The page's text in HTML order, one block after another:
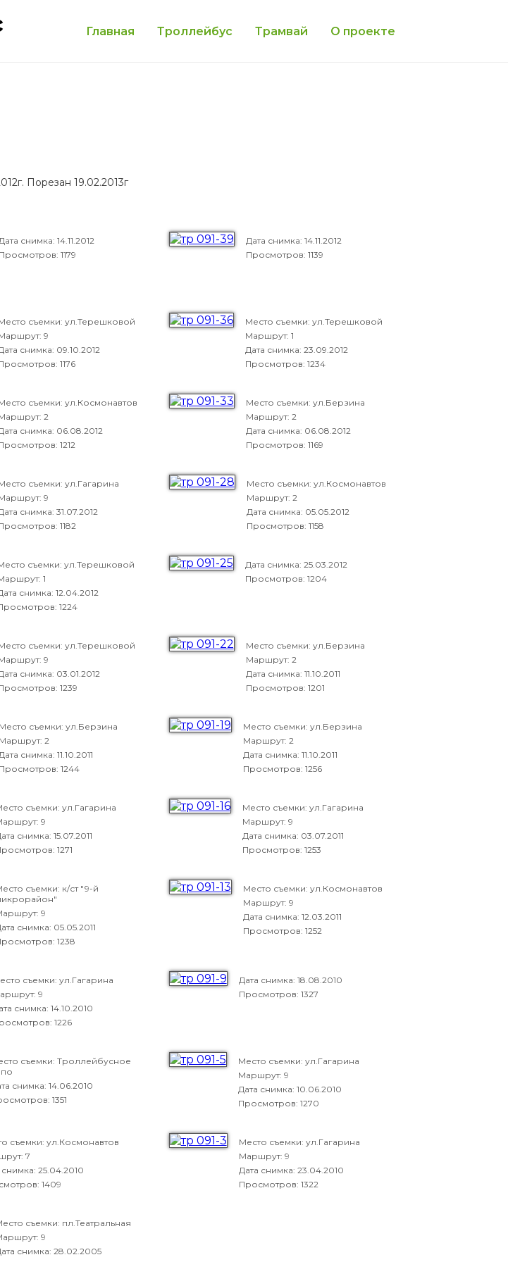
Главная Троллейбус Трамвай О проекте
Порезан 19.02.2013г
снимка:14.11.2012
Просмотров: 1179
Дата снимка: 14.11.2012
Просмотров: 1139
съемки: ул.Терешковой
9
снимка: 09.10.2012
1176
Место съемки: ул.Терешковой
Маршрут: 1
Дата снимка: 23.09.2012
Просмотров: 1234
съемки: ул.Космонавтов
2
снимка: 06.08.2012
1212
Место съемки: ул.Берзина
Маршрут: 2
Дата снимка: 06.08.2012
Просмотров: 1169
съемки: ул.Гагарина
9
снимка:31.07.2012
1182
Место съемки: ул.Космонавтов
Маршрут: 2
Дата снимка: 05.05.2012
Просмотров: 1158
съемки: ул.Терешковой
1
снимка:12.04.2012
1224
Дата снимка: 25.03.2012
Просмотров: 1204
съемки: ул.Терешковой
9
снимка: 03.01.2012
1239
Место съемки: ул.Берзина
Маршрут: 2
Дата снимка: 11.10.2011
Просмотров: 1201
Место съемки: ул.Берзина
Маршрут: 2
снимка:11.10.2011
Просмотров: 1244
Место съемки: ул.Берзина
Маршрут: 2
Дата снимка: 11.10.2011
Просмотров: 1256
съемки: ул.Гагарина
9
снимка:15.07.2011
1271
Место съемки: ул.Гагарина
Маршрут: 9
Дата снимка: 03.07.2011
Просмотров: 1253
съемки: к/ст "9-й
9
снимка: 05.05.2011
1238
Место съемки: ул.Космонавтов
Маршрут: 9
Дата снимка: 12.03.2011
Просмотров: 1252
съемки: ул.Гагарина
9
снимка:14.10.2010
1226
Дата снимка: 18.08.2010
Просмотров: 1327
съемки: Троллейбусное
снимка:14.06.2010
1351
Место съемки: ул.Гагарина
Маршрут: 9
Дата снимка: 10.06.2010
Просмотров: 1270
съемки: ул.Космонавтов
7
снимка:25.04.2010
1409
Место съемки: ул.Гагарина
Маршрут: 9
Дата снимка: 23.04.2010
Просмотров: 1322
съемки: пл.Театральная
9
снимка:28.02.2005